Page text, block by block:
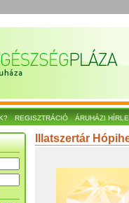
REGISZTRÁCIÓ ÁRUHÁZI
Illatszertár